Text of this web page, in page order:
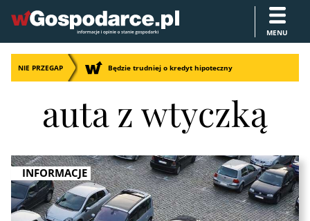
MENU
NIE PRZEGAP Będzie trudniej o kredyt hipoteczny
auta z wtyczką
INFORMACJE